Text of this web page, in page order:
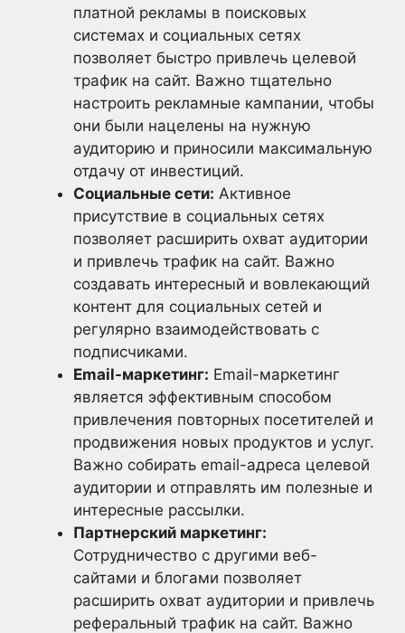
платной рекламы в поисковых
системах и социальных сетях
позволяет быстро привлечь целевой
трафик на сайт. Важно тщательно
настроить рекламные кампании, чтобы
они были нацелены на нужную
аудиторию и приносили максимальную
отдачу от инвестиций.
Социальные сети: Активное
присутствие в социальных сетях
позволяет расширить охват аудитории
и привлечь трафик на сайт. Важно
создавать интересный и вовлекающий
контент для социальных сетей и
регулярно взаимодействовать с
подписчиками.
Email-маркетинг: Email-маркетинг
является эффективным способом
привлечения повторных посетителей и
продвижения новых продуктов и услуг.
Важно собирать email-адреса целевой
аудитории и отправлять им полезные и
интересные рассылки.
Партнерский маркетинг:
Сотрудничество с другими веб-
сайтами и блогами позволяет
расширить охват аудитории и привлечь
реферальный трафик на сайт. Важно